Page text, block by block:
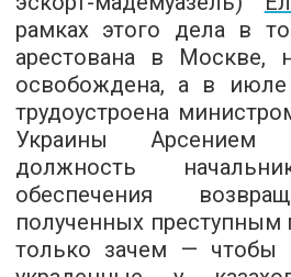
рамках этого дела в
арестована в Москве,
освобождена, а в
трудоустроена
Украины
должность
обеспечения
полученных преступным
только зачем — чтобы